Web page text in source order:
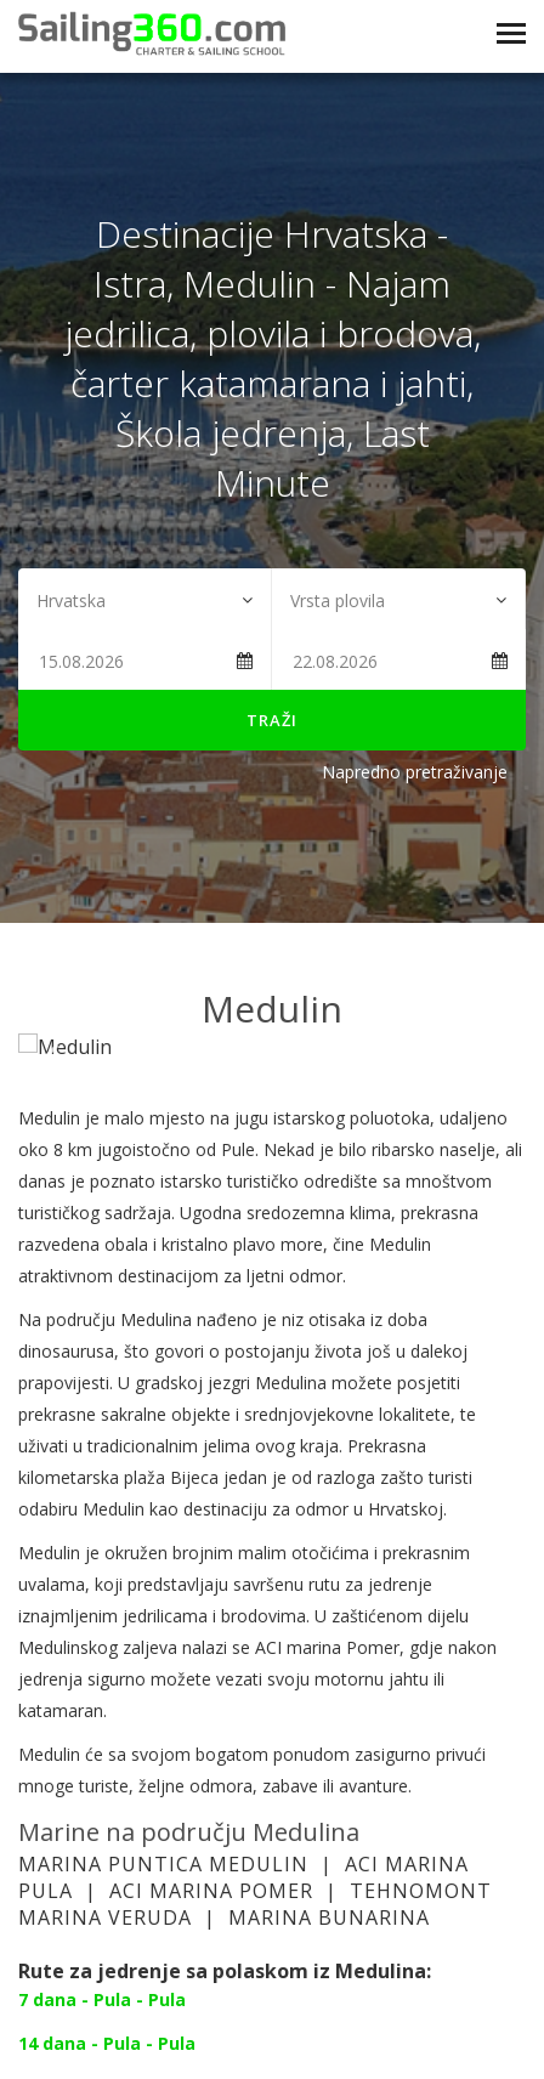
Destinacije Hrvatska -
Istra, Medulin - Najam
jedrilica, plovila i brodova,
čarter katamarana i jahti,
Škola jedrenja, Last
Minute
TRAŽI
Napredno pretraživanje
Medulin
Medulin je malo mjesto na jugu istarskog poluotoka, udaljeno
oko 8 km jugoistočno od Pule. Nekad je bilo ribarsko naselje, ali
danas je poznato istarsko turističko odredište sa mnoštvom
turističkog sadržaja. Ugodna sredozemna klima, prekrasna
razvedena obala i kristalno plavo more, čine Medulin
atraktivnom destinacijom za ljetni odmor.
Na području Medulina nađeno je niz otisaka iz doba
dinosaurusa, što govori o postojanju života još u dalekoj
prapovijesti. U gradskoj jezgri Medulina možete posjetiti
prekrasne sakralne objekte i srednjovjekovne lokalitete, te
uživati u tradicionalnim jelima ovog kraja. Prekrasna
kilometarska plaža Bijeca jedan je od razloga zašto turisti
odabiru Medulin kao destinaciju za odmor u Hrvatskoj.
Medulin je okružen brojnim malim otočićima i prekrasnim
uvalama, koji predstavljaju savršenu rutu za jedrenje
iznajmljenim jedrilicama i brodovima. U zaštićenom dijelu
Medulinskog zaljeva nalazi se ACI marina Pomer, gdje nakon
jedrenja sigurno možete vezati svoju motornu jahtu ili
katamaran.
Medulin će sa svojom bogatom ponudom zasigurno privući
mnoge turiste, željne odmora, zabave ili avanture.
Marine na području Medulina
MARINA PUNTICA MEDULIN | ACI MARINA
PULA | ACI MARINA POMER | TEHNOMONT
MARINA VERUDA | MARINA BUNARINA
Rute za jedrenje sa polaskom iz Medulina:
7 dana - Pula - Pula
14 dana - Pula - Pula